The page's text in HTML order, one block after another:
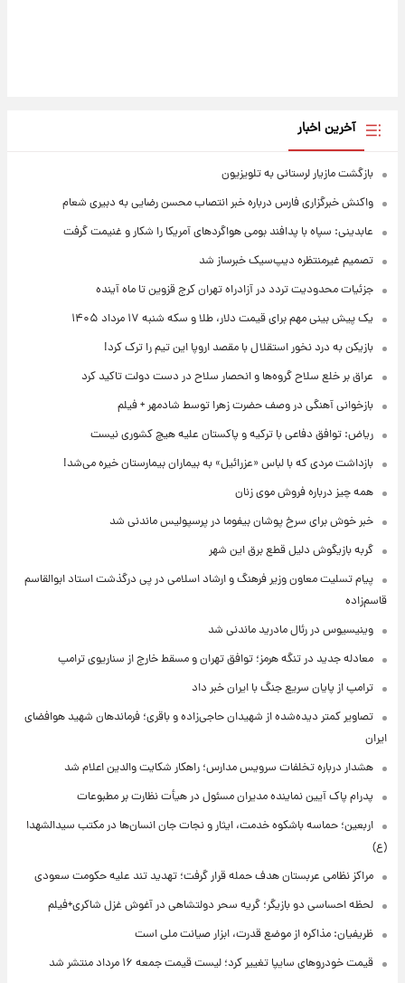
آخرین اخبار
بازگشت مازیار لرستانی به تلویزیون
واکنش خبرگزاری فارس درباره خبر انتصاب محسن رضایی به دبیری شعام
عابدینی: سپاه با پدافند بومی هواگردهای آمریکا را شکار و غنیمت گرفت
تصمیم غیرمنتظره دیپ‌سیک خبرساز شد
جزئیات محدودیت تردد در آزادراه تهران کرج قزوین تا ماه آینده
یک پیش ‌بینی مهم برای قیمت دلار، طلا و سکه شنبه ۱۷ مرداد ۱۴۰۵
بازیکن به درد نخور استقلال با مقصد اروپا این تیم را ترک کرد!
عراق بر خلع سلاح گروه‌ها و انحصار سلاح در دست دولت تاکید کرد
بازخوانی آهنگی در وصف حضرت زهرا توسط شادمهر + فیلم
ریاض: توافق دفاعی با ترکیه و پاکستان علیه هیچ کشوری نیست
بازداشت مردی که با لباس «عزرائیل» به بیماران بیمارستان خیره می‌شد!
همه چیز درباره فروش موی زنان
خبر خوش برای سرخ پوشان بیفوما در پرسپولیس ماندنی شد
گربه بازیگوش دلیل قطع برق این شهر
پیام تسلیت معاون وزیر فرهنگ و ارشاد اسلامی در پی درگذشت استاد ابوالقاسم
قاسم‌زاده
وینیسیوس در رئال مادرید ماندنی شد
معادله جدید در تنگه هرمز؛ توافق تهران و مسقط خارج از سناریوی ترامپ
ترامپ از پایان سریع جنگ با ایران خبر داد
تصاویر کمتر دیده‌شده از شهیدان حاجی‌زاده و باقری؛ فرماندهان شهید هوافضای
ایران
هشدار درباره تخلفات سرویس مدارس؛ راهکار شکایت والدین اعلام شد
پدرام پاک آیین نماینده مدیران مسئول در هیأت نظارت بر مطبوعات
اربعین؛ حماسه باشکوه خدمت، ایثار و نجات جان انسان‌ها در مکتب سیدالشهدا
(ع)
مراکز نظامی عربستان هدف حمله قرار گرفت؛ تهدید تند علیه حکومت سعودی
لحظه احساسی دو بازیگر؛ گریه سحر دولتشاهی در آغوش غزل شاکری+فیلم
ظریفیان: مذاکره از موضع قدرت، ابزار صیانت ملی است
قیمت خودروهای سایپا تغییر کرد؛ لیست قیمت جمعه ۱۶ مرداد منتشر شد